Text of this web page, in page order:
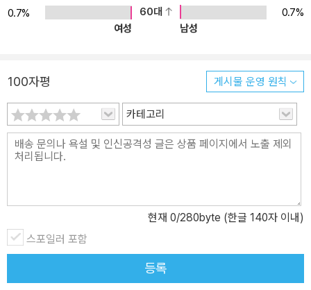
비하는 INPUT은 총 20일 과정(기초쌓기 10일, 핵심표현 10일)입니
다. 5일의 학습이 끝날 때마다 배운 내용을 확인하는 중간점검이 있
말할 때 머릿속에서 글자보다 먼저 이미지와 개념이 떠올라야 합니
을 보세요. 영어의 규칙(기초 쌓기)과 표현의 개념(핵심 표현)이 어느
정도 잡히고 나면 영어와 우리말 뜻을 확인해도 좋습니다. [3분 집중
훈련] 영어의 규칙과 표현을 본격적으로 익히는 4단계 집중 훈련과정
을 보면서 해당하는 영어 표현을 들어보세요. Step 3 듣고 따라 하기:
MP3를 듣고 따라 합니다. 끊어 말하기(2회)와 자연스럽게 이어 말하
기(1회) 훈련을 통해 문장들을 입에 붙여 봅니다. Step 4 영어로 말
하기: 우리말을 보면서 영어로 바꿔 말해 봅니다. [2분 응용 말하기]
표현을 응용 및 확장하면서 확실히 내 것으로 만드는 과정 [중간점검]
0.7%
60대
0.7%
여성
남성
100자평 게시물 운영 원칙
카테고리
현재 0/280byte (한글 140자 이내)
스포일러 포함
등록